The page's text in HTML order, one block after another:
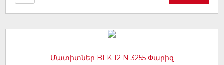
Մատիտներ BLK 12 N 3255 Փարիզ